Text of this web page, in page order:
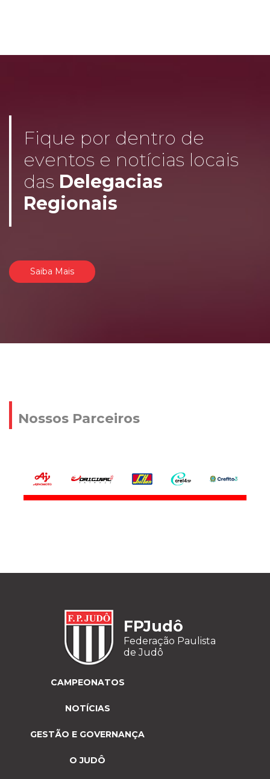
Fique por dentro de
eventos e notícias locais
das Delegacias
Regionais
Saiba Mais
Nossos Parceiros
FPJudô
Federação Paulista
de Judô
CAMPEONATOS
NOTÍCIAS
GESTÃO E GOVERNANÇA
O JUDÔ